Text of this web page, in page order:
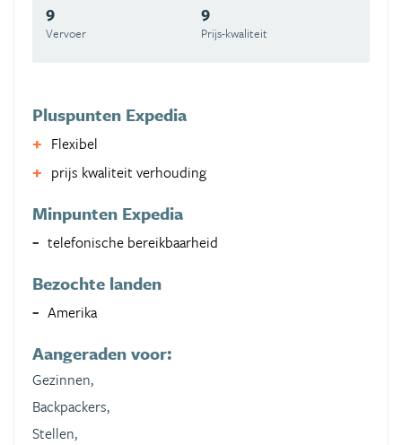
9
Vervoer
9
Prijs-kwaliteit
Pluspunten Expedia
Flexibel
prijs kwaliteit verhouding
Minpunten Expedia
telefonische bereikbaarheid
Bezochte landen
Amerika
Aangeraden voor:
Gezinnen,
Backpackers,
Stellen,